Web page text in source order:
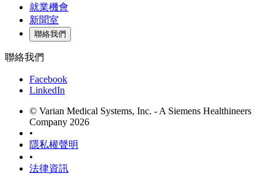
就業機會
新聞室
聯絡我們
聯絡我們
Facebook
LinkedIn
© Varian Medical Systems, Inc. - A Siemens Healthineers
Company 2026
•
隱私權聲明
•
法律資訊